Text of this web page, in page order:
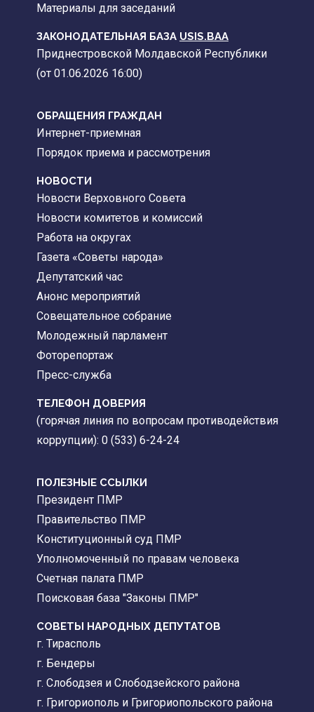
Материалы для заседаний
ЗАКОНОДАТЕЛЬНАЯ БАЗА USIS.BAA
Приднестровской Молдавской Республики
(от 01.06.2026 16:00)
ОБРАЩЕНИЯ ГРАЖДАН
Интернет-приемная
Порядок приема и рассмотрения
НОВОСТИ
Новости Верховного Совета
Новости комитетов и комиссий
Работа на округах
Газета «Советы народа»
Депутатский час
Анонс мероприятий
Совещательное собрание
Молодежный парламент
Фоторепортаж
Пресс-служба
ТЕЛЕФОН ДОВЕРИЯ
(горячая линия по вопросам противодействия
коррупции): 0 (533) 6-24-24
ПОЛЕЗНЫЕ ССЫЛКИ
Президент ПМР
Правительство ПМР
Конституционный суд ПМР
Уполномоченный по правам человека
Счетная палата ПМР
Поисковая база "Законы ПМР"
СОВЕТЫ НАРОДНЫХ ДЕПУТАТОВ
г. Тирасполь
г. Бендеры
г. Слободзея и Слободзейского района
г. Григориополь и Григориопольского района